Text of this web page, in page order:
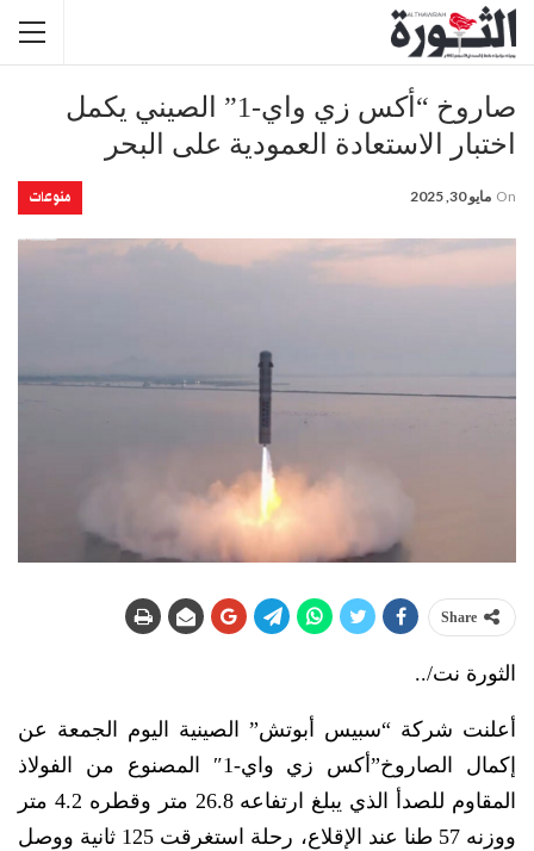
صاروخ “أكس زي واي-1” الصيني يكمل
اختبار الاستعادة العمودية على البحر
منوعات On مايو 30, 2025
Share
الثورة نت/..
أعلنت شركة “سبيس أبوتش” الصينية اليوم الجمعة عن
إكمال الصاروخ”أكس زي واي-1″ المصنوع من الفولاذ
المقاوم للصدأ الذي يبلغ ارتفاعه 26.8 متر وقطره 4.2 متر
ووزنه 57 طنا عند الإقلاع، رحلة استغرقت 125 ثانية ووصل